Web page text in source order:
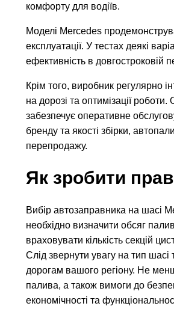
комфорту для водіїв.
Моделі Mercedes
експлуатації. У тестах деякі
ефективність в довгостроковій
Крім того, виробник регулярно
на дорозі та оптимізації
забезпечує оперативне
бренду та якості збірки,
перепродажу.
Як зробити
Вибір автозаправника на шасі
необхідно визначити обсяг
враховувати кількість секцій
Слід звернути увагу на тип шасі
дорогам вашого регіону. Не
палива, а також вимоги до
економічності та